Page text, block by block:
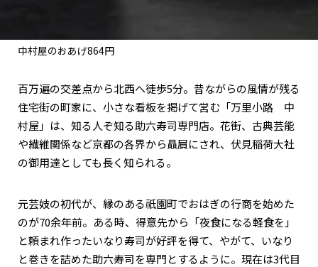
中村屋のおあげ864円
百万遍の交差点から北西へ徒歩5分。昔ながらの風情が残る
住宅街の町家に、小さな看板を掲げて営む「万里小路 中
村屋」は、知る人ぞ知る助六寿司専門店。花街、古典芸能
や繊維関係など京都の各界から贔屓にされ、伏見稲荷大社
の御用達としても長く知られる。
元芸妓の初代が、縁のある祇園町でおはぎの行商を始めた
のが70余年前。ある時、得意先から「夜食になる軽食を」
と頼まれ作ったいなり寿司が好評を得て、やがて、いなり
と巻きを詰めた助六寿司を専門とするように。現在は3代目